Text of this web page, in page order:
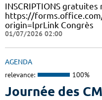
INSCRIPTIONS
https://
origin=lprLink Congrès
01/07/2026 02:00
AGENDA
relevance: 100%
Journée des